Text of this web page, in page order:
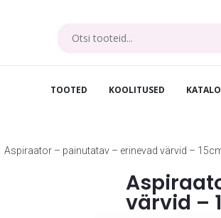
TOOTED KOOLITUSED
Aspiraator – painutatav – erinevad värvid –
värvid –